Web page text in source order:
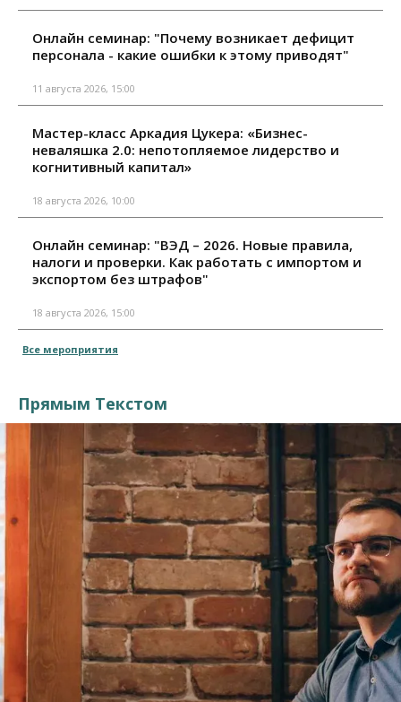
Онлайн семинар: "Почему возникает дефицит
персонала - какие ошибки к этому приводят"
11 августа 2026, 15:00
Мастер-класс Аркадия Цукера: «Бизнес-
неваляшка 2.0: непотопляемое лидерство и
когнитивный капитал»
18 августа 2026, 10:00
Онлайн семинар: "ВЭД – 2026. Новые правила,
налоги и проверки. Как работать с импортом и
экспортом без штрафов"
18 августа 2026, 15:00
Все мероприятия
Прямым Текстом